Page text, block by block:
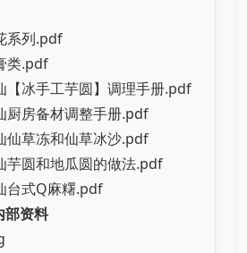
系列.pdf
类.pdf
冰手工芋圆】调理手册.pdf
房备材调整手册.pdf
草冻和仙草冰沙.pdf
圆和地瓜圆的做法.pdf
台式Q麻糬.pdf
部资料